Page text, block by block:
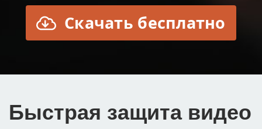
Скачать бесплатно
Быстрая защита видео